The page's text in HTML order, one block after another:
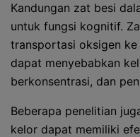
Kandungan zat besi
untuk fungsi kognitif.
transportasi oksigen
dapat menyebabkan
berkonsentrasi, dan
Beberapa penelitian
kelor dapat memiliki